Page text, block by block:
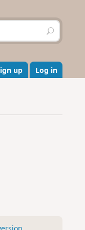
S
e
r
c
h
up Log in